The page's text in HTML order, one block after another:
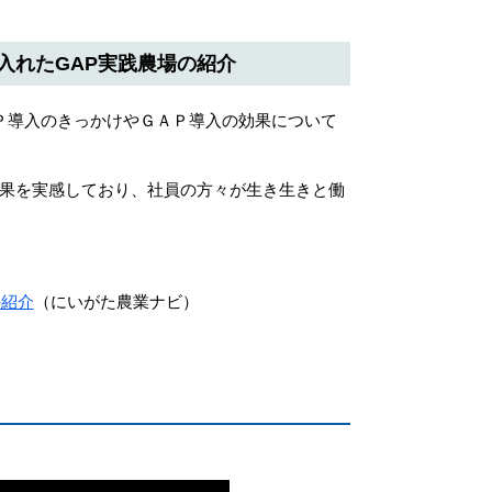
れたGAP実践農場の紹介
入のきっかけやＧＡＰ導入の効果について
実感しており、社員の方々が生き生きと働
介 （にいがた農業ナビ）